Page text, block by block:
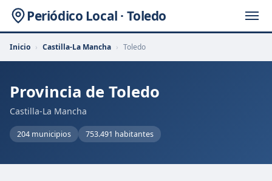
Periódico Local · Toledo
Inicio › Castilla-La Mancha › Toledo
Provincia de Toledo
Castilla-La Mancha
204 municipios 753.491 habitantes